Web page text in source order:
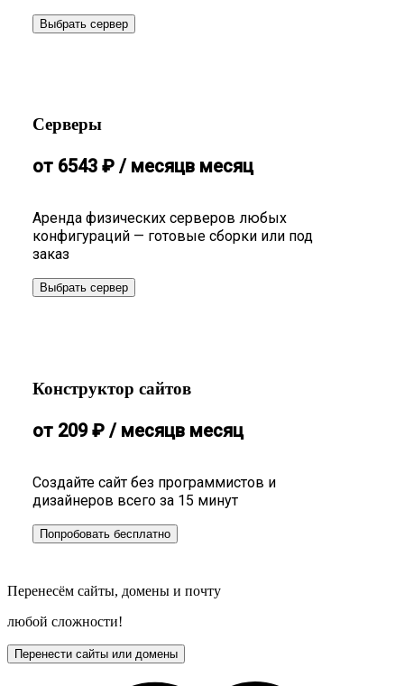
Выбрать сервер
Серверы
Аренда физических серверов любых
конфигураций — готовые сборки или под
заказ
от 6543 ₽ / месяцв месяц
Выбрать сервер
Конструктор сайтов
Создайте сайт без программистов и
дизайнеров всего за 15 минут
от 209₽ / месяцв месяц
Попробовать бесплатно
Перенесём сайты, домены и почту
любой сложности!
Перенести сайты или домены